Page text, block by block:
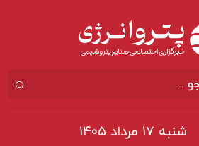
شنبه ۱۷ مرداد ۱۴۰۵